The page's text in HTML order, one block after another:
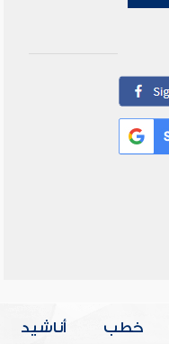
خطب
أناشيد